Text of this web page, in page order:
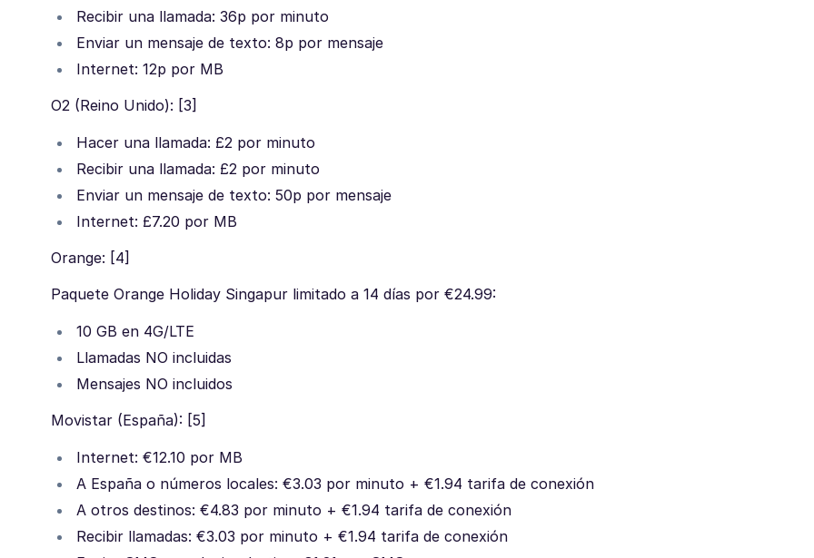
Recibir una llamada: 36p por minuto
Enviar un mensaje de texto: 8p por mensaje
Internet: 12p por MB
O2 (Reino Unido): [3]
Hacer una llamada: £2 por minuto
Recibir una llamada: £2 por minuto
Enviar un mensaje de texto: 50p por mensaje
Internet: £7.20 por MB
Orange: [4]
Paquete Orange Holiday Singapur limitado a 14 días por €24.99:
10 GB en 4G/LTE
Llamadas NO incluidas
Mensajes NO incluidos
Movistar (España): [5]
Internet: €12.10 por MB
A España o números locales: €3.03 por minuto + €1.94 tarifa de conexión
A otros destinos: €4.83 por minuto + €1.94 tarifa de conexión
Recibir llamadas: €3.03 por minuto + €1.94 tarifa de conexión